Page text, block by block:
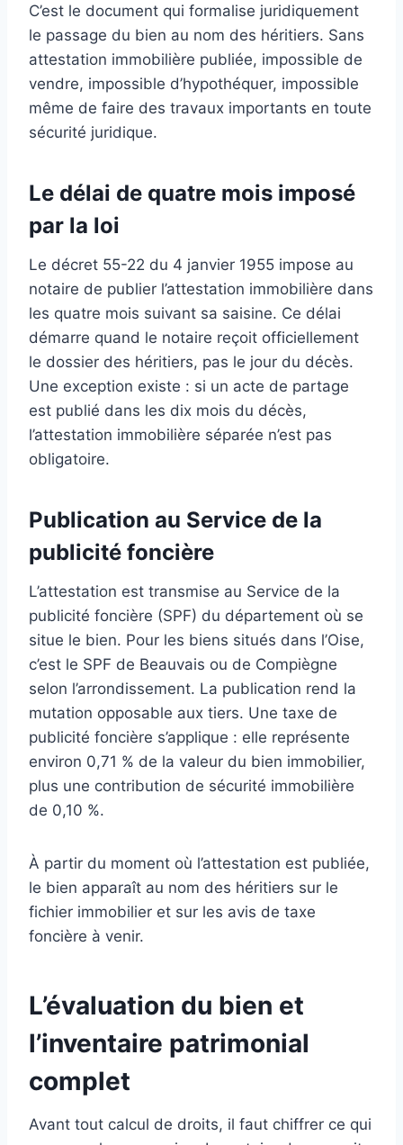
C’est le document qui formalise juridiquement
le passage du bien au nom des héritiers. Sans
attestation immobilière publiée, impossible de
vendre, impossible d’hypothéquer, impossible
même de faire des travaux importants en toute
sécurité juridique.
Le délai de quatre mois imposé
par la loi
Le décret 55-22 du 4 janvier 1955 impose au
notaire de publier l’attestation immobilière dans
les quatre mois suivant sa saisine. Ce délai
démarre quand le notaire reçoit officiellement
le dossier des héritiers, pas le jour du décès.
Une exception existe : si un acte de partage
est publié dans les dix mois du décès,
l’attestation immobilière séparée n’est pas
obligatoire.
Publication au Service de la
publicité foncière
L’attestation est transmise au Service de la
publicité foncière (SPF) du département où se
situe le bien. Pour les biens situés dans l’Oise,
c’est le SPF de Beauvais ou de Compiègne
selon l’arrondissement. La publication rend la
mutation opposable aux tiers. Une taxe de
publicité foncière s’applique : elle représente
environ 0,71 % de la valeur du bien immobilier,
plus une contribution de sécurité immobilière
de 0,10 %.
À partir du moment où l’attestation est publiée,
le bien apparaît au nom des héritiers sur le
fichier immobilier et sur les avis de taxe
foncière à venir.
L’évaluation du bien et
l’inventaire patrimonial
complet
Avant tout calcul de droits, il faut chiffrer ce qui